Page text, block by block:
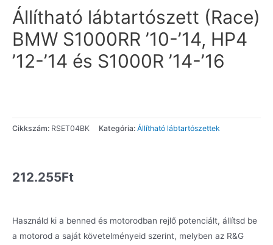
Állítható lábtartószett (Race)
BMW S1000RR ’10-’14, HP4
’12-’14 és S1000R ’14-’16
Cikkszám: RSET04BK Kategória: Állítható lábtartószettek
212.255Ft
Használd ki a benned és motorodban rejlő potenciált, állítsd be
a motorod a saját követelményeid szerint, melyben az R&G